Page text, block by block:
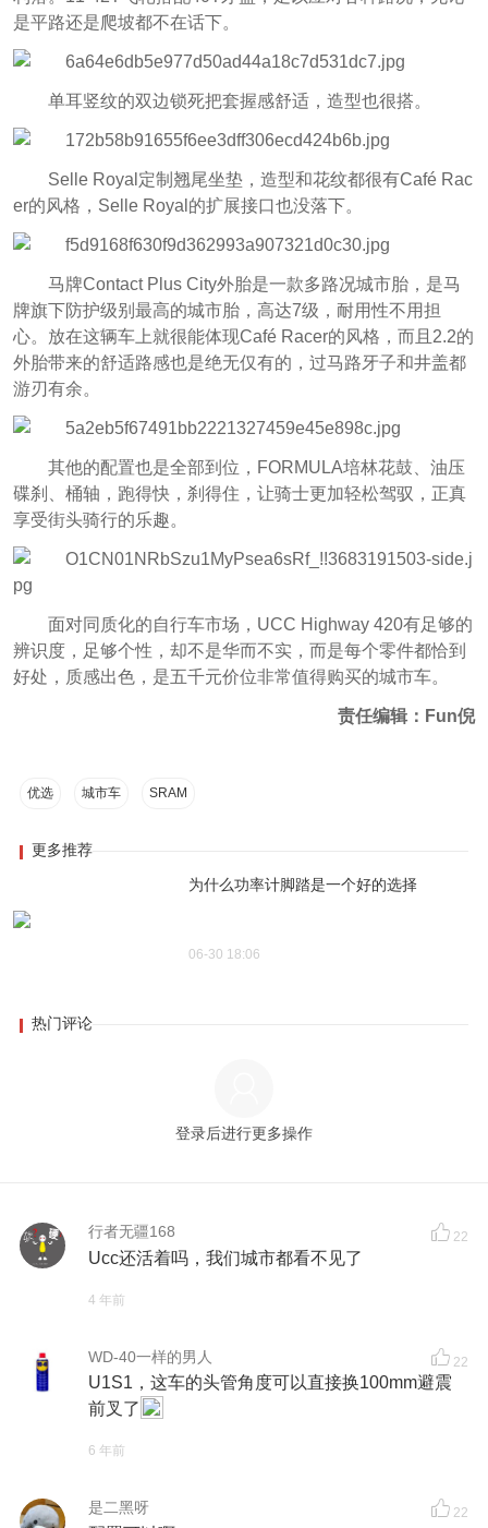
是平路还是爬坡都不在话下。
单耳竖纹的双边锁死把套握感舒适，造型也很搭。
Selle Royal定制翘尾坐垫，造型和花纹都很有Café Rac
er的风格，Selle Royal的扩展接口也没落下。
马牌Contact Plus City外胎是一款多路况城市胎，是马
牌旗下防护级别最高的城市胎，高达7级，耐用性不用担
心。放在这辆车上就很能体现Café Racer的风格，而且2.2的
外胎带来的舒适路感也是绝无仅有的，过马路牙子和井盖都
游刃有余。
其他的配置也是全部到位，FORMULA培林花鼓、油压
碟刹、桶轴，跑得快，刹得住，让骑士更加轻松驾驭，正真
享受街头骑行的乐趣。
面对同质化的自行车市场，UCC Highway 420有足够的
辨识度，足够个性，却不是华而不实，而是每个零件都恰到
好处，质感出色，是五千元价位非常值得购买的城市车。
责任编辑：Fun倪
优选 城市车 SRAM
更多推荐
为什么功率计脚踏是一个好的选择
06-30 18:06
热门评论
登录后进行更多操作
行者无疆168 22
Ucc还活着吗，我们城市都看不见了
4 年前
WD-40一样的男人 22
U1S1，这车的头管角度可以直接换100mm避震
前叉了
6 年前
是二黑呀 22